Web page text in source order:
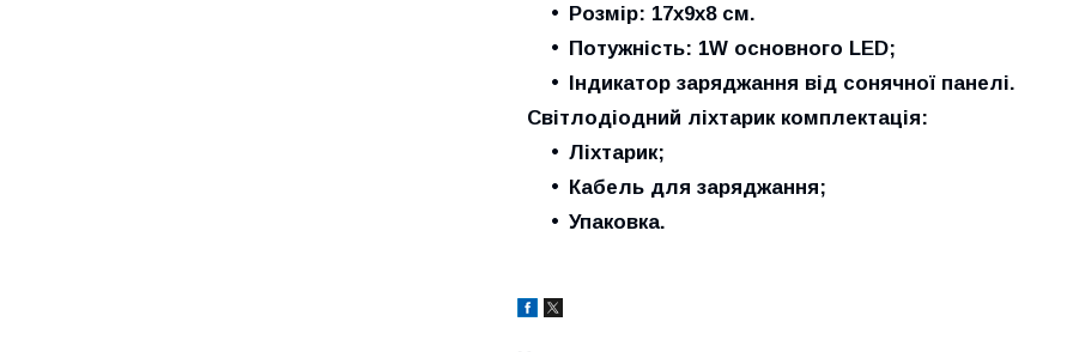
Розмір: 17х9х8 см.
Потужність: 1W основного LED;
Індикатор заряджання від сонячної панелі.
Світлодіодний ліхтарик комплектація:
Ліхтарик;
Кабель для заряджання;
Упаковка.